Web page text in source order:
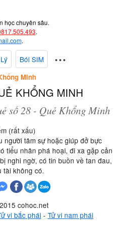
học chuyên sâu.
.
.
Bói SIM
Minh
KHỔNG MINH
số 28 - Quẻ Khổng Minh
(rất xấu)
người tâm sự hoặc giúp đở bực
tiểu nhân phá hoại, đi xa gặp cản
nghi ngờ, có tin buồn về tan đau,
tài không có.
cohoc.net
vi bắc phái- Tử vi nam phái